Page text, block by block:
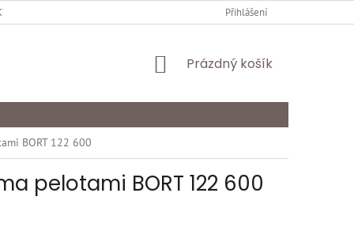
OCHRANY OSOBNÍCH ÚDAJŮ ODSTOUPENÍ OD
Přihlášení
NÁKUPNÍ
Prázdný košík
BORT 122 600
pelotami BORT 122 600